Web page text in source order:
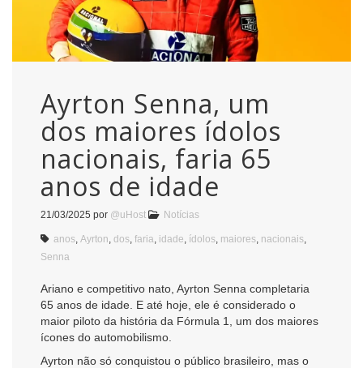
Ayrton Senna, um
dos maiores ídolos
nacionais, faria 65
anos de idade
21/03/2025 por @uHost Notícias
anos Ayrton dos faria idade ídolos maiores nacionais
Senna
Ariano e competitivo nato, Ayrton Senna completaria
65 anos de idade. E até hoje, ele é considerado o
maior piloto da história da Fórmula 1, um dos maiores
ícones do automobilismo.
Ayrton não só conquistou o público brasileiro, mas o